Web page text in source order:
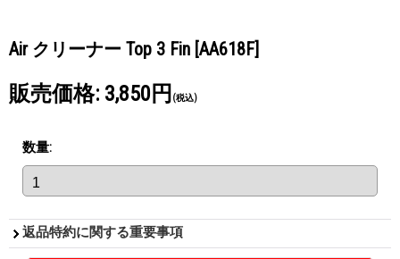
Air クリーナー Top 3 Fin [AA618F]
販売価格: 3,850円 (税込)
数量:
返品特約に関する重要事項